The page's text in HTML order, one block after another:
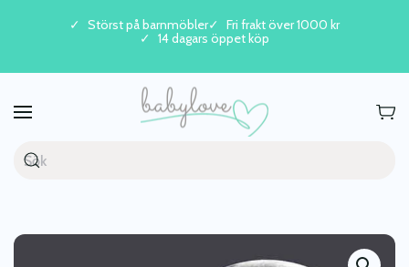
Skip to main content
Störst på barnmöbler
Fri frakt över 1000 kr
14 dagars öppet köp